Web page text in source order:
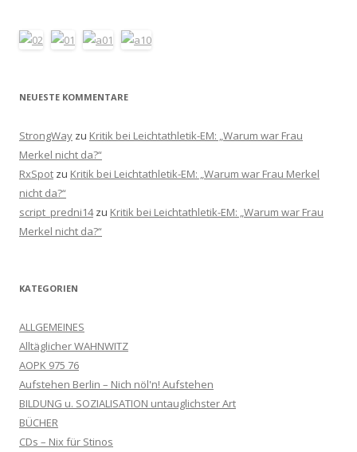
NEUESTE KOMMENTARE
StrongWay zu Kritik bei Leichtathletik-EM: „Warum war Frau
Merkel nicht da?“
RxSpot zu Kritik bei Leichtathletik-EM: „Warum war Frau Merkel
nicht da?“
script_predni14zu Kritik bei Leichtathletik-EM: „Warum war Frau
Merkel nicht da?“
KATEGORIEN
ALLGEMEINES
Alltäglicher WAHNWITZ
AOPK 975 76
Aufstehen Berlin – Nich nöl'n! Aufstehen
BILDUNG u. SOZIALISATION untauglichster Art
BÜCHER
CDs – Nix für Stinos